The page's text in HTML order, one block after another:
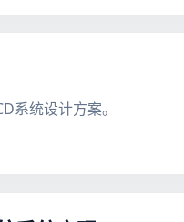
系统设计方案。